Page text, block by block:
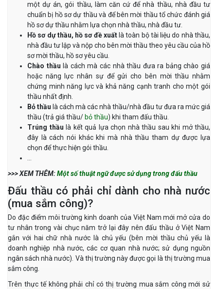
một dự án, gói thầu, làm căn cứ để nhà thầu, nhà đầu tư
chuẩn bị hồ sơ dự thầu và để bên mời thầu tổ chức đánh giá
hồ sơ dự thầu nhằm lựa chọn nhà thầu, nhà đầu tư.
Hồ sơ dự thầu, hồ sơ đề xuấtlà toàn bộ tài liệu do nhà thầu,
nhà đầu tư lập và nộp cho bên mời thầu theo yêu cầu của hồ
sơ mời thầu, hồ sơ yêu cầu.
Chào thầu là cách mà các nhà thầu đưa ra bảng chào giá
hoặc năng lực nhân sự để gửi cho bên mời thầu nhằm
chứng minh năng lực và khả năng cạnh tranh cho một gói
thầu nhất định.
Bỏ thầu là cách mà các nhà thầu/nhà đầu tư đưa ra mức giá
thầu (trả giá thầu/ bỏ thầu) khi tham đấu thầu.
Trúng thầu là kết quả lựa chọn nhà thầu sau khi mở thầu,
đây là cách nói khác khi mà nhà thầu tham dự được lựa
chọn để thực hiện gói thầu.
>>> XEM THÊM:Một số thuật ngữ được sử dụng trong đấu thầu
Đấu thầu có phải chỉ dành cho nhà nước
(mua sắm công)?
Do đặc điểm môi trường kinh doanh của Việt Nam mới mở cửa do
tư nhân trong vài chục năm trở lại đây nên đấu thầu ở Việt Nam
gắn với hai chữ nhà nước là chủ yếu (bên mời thầu chủ yếu là
doanh nghiệp nhà nước, các cơ quan nhà nước; sử dụng nguồn
ngân sách nhà nước). Và thị trường này được gọi là thị trường mua
sắm công.
Trên thực tế không phải chỉ có thị trường mua sắm công mới sử